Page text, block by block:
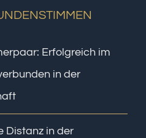
Erfolgreich im
in der
Distanz in der